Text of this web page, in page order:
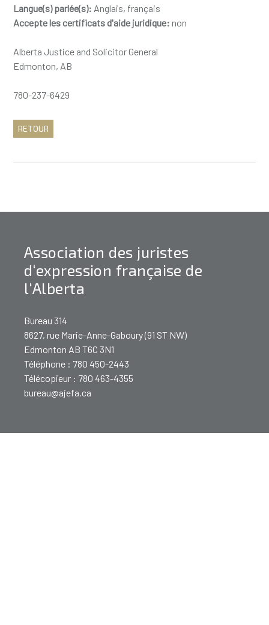
Langue(s) parlée(s): Anglais, français
Accepte les certificats d'aide juridique: non
Alberta Justice and Solicitor General
Edmonton, AB
780-237-6429
RETOUR
Association des juristes
d‘expression française de
l‘Alberta
Bureau 314
8627, rue Marie-Anne-Gaboury (91 ST NW)
Edmonton AB T6C 3N1
Téléphone : 780 450-2443
Télécopieur : 780 463-4355
bureau@ajefa.ca